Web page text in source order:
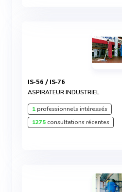
IS-56 / IS-76
ASPIRATEUR INDUSTRIEL
1professionnels intéressés
1275consultations récentes